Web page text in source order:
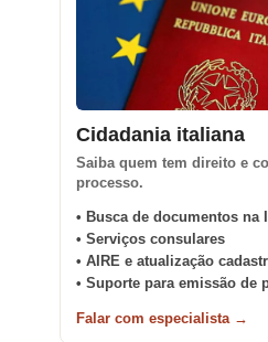
Cidadania italiana
Saiba quem tem direito e
processo.
• Busca de documentos na
• Serviços consulares
• AIRE e atualização
• Suporte para emissão de
Falar com especialista →